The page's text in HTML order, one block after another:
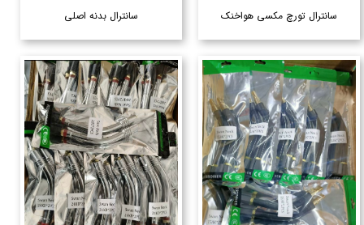
سانترال تورچ مکسی هواخنک سانترال بدنه اصلی